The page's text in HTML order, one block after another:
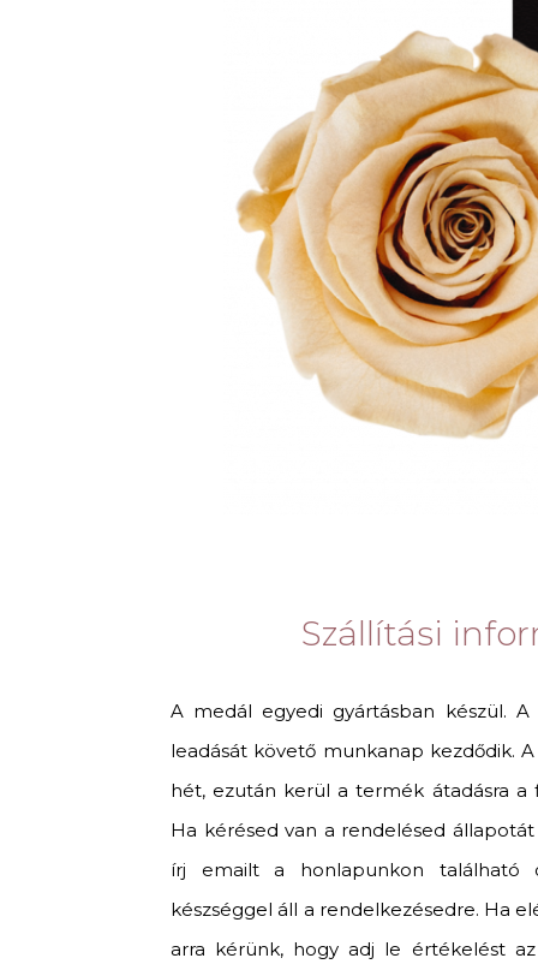
Szállítási
A medál egyedi gyártásban készül.
leadását követő munkanap kezdődik.
hét, ezután kerül a termék átadásra a
Ha kérésed van a rendelésed
írj emailt a honlapunkon található
készséggel áll a rendelkezésedre. Ha
arra kérünk, hogy adj le értékelést